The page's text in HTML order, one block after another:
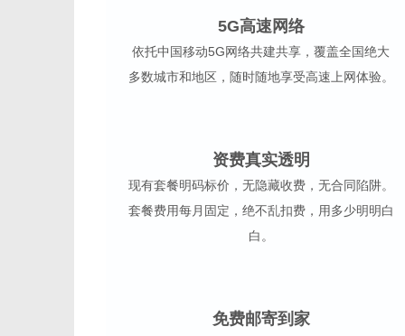
5G高速网络
依托中国移动5G网络共建共享，覆盖全国绝大
多数城市和地区，随时随地享受高速上网体验。
资费真实透明
现有套餐明码标价，无隐藏收费，无合同陷阱。
套餐费用每月固定，绝不乱扣费，用多少明明白
白。
免费邮寄到家